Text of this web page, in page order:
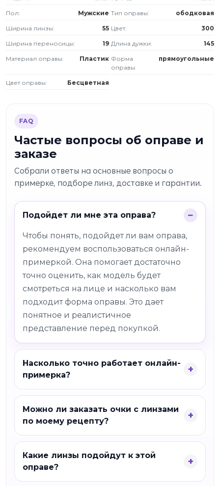
Пол: Мужские Тип оправы: ободковая
Ширина линзы: 55 Цвет: 300
Ширина переносицы: 19 Длина дужки: 145
Материал оправы: Пластик Форма
оправы:
прямоугольные
Цвет оправы: Бесцветная
FAQ
Частые вопросы об оправе и
заказе
Собрали ответы на основные вопросы о
примерке, подборе линз, доставке и гарантии.
Подойдет ли мне эта оправа?
Чтобы понять, подойдет ли вам оправа,
рекомендуем воспользоваться онлайн-
примеркой. Она помогает достаточно
точно оценить, как модель будет
смотреться на лице и насколько вам
подходит форма оправы. Это дает
понятное и реалистичное
представление перед покупкой.
Насколько точно работает онлайн-
примерка?
Можно ли заказать очки с линзами
по моему рецепту?
Какие линзы подойдут к этой
оправе?